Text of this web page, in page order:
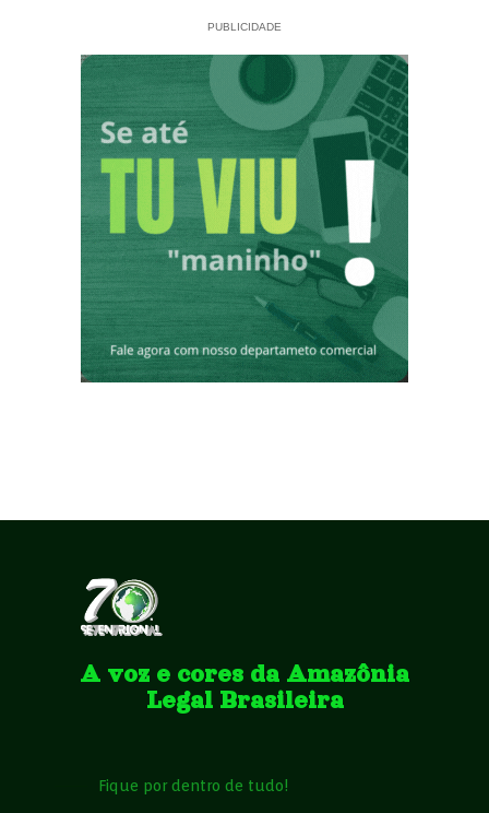
PUBLICIDADE
A voz e cores da Amazônia
Legal Brasileira
Fique por dentro de tudo!